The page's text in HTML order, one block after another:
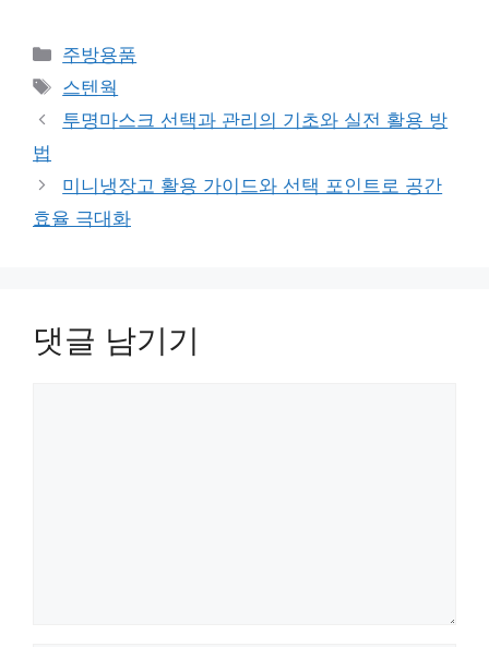
카
테
리
주방용품
태
그
스텐웍
투명마스크 선택과 관리의 기초와 실전 활용 방
법
미니냉장고 활용 가이드와 선택 포인트로 공간
효율 극대화
댓글 남기기